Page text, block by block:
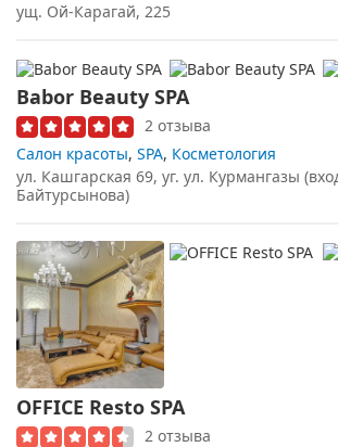
ущ. Ой-Карагай, 225
Babor Beauty SPA
2 отзыва
Салон красоты, SPA, Косметология
ул. Кашгарская 69, уг. ул. Курмангазы
Байтурсынова)
OFFICE Resto SPA
2 отзыва